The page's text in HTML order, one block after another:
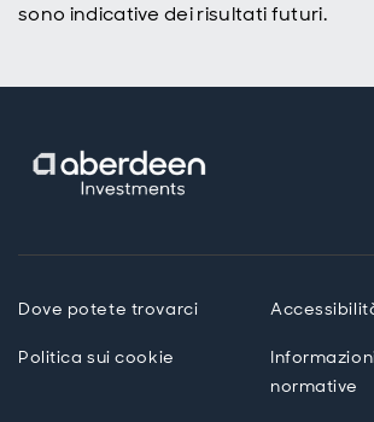
sono indicative dei risultati futuri.
Dove potete trovarci
Politica sui cookie
normative